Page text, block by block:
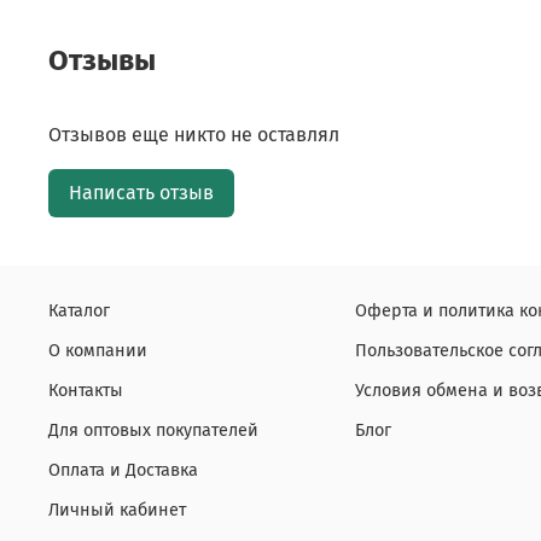
Отзывы
Отзывов еще никто не оставлял
Написать отзыв
Каталог
О компании
Контакты
Для оптовых покупателей
Оплата и Доставка
Личный кабинет
Оферта и политика
Пользовательское
Условия обмена и
Блог